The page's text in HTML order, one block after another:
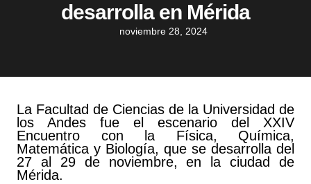
desarrolla en Mérida
noviembre 28, 2024
La Facultad de Ciencias de la Universidad de
los Andes fue el escenario del XXIV
Encuentro con la Física, Química,
Matemática y Biología, que se desarrolla del
27 al 29 de noviembre, en la ciudad de
Mérida.